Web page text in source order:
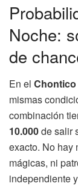
Noche:
de
En el
mismas
combinación
10.000de salir
exacto. No hay
mágicas, ni
independiente